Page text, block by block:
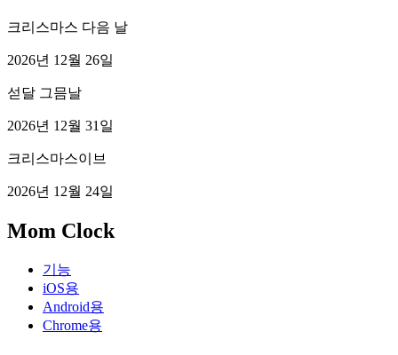
크리스마스 다음 날
2026년 12월 26일
섣달 그믐날
2026년 12월 31일
크리스마스이브
2026년 12월 24일
Mom Clock
기능
iOS용
Android용
Chrome용